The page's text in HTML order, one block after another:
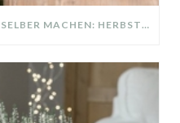
KRANZ AUS WILDEN KARDE SELBER MACHEN: HERBSTDEKO GANZ EINFACH